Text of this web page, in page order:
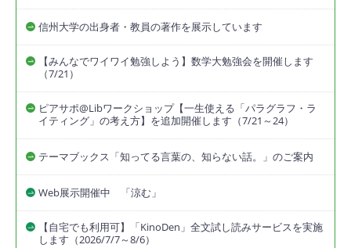
信州大学の出身者・教員の著作を展示しています
【みんなでワイワイ勉強しよう】数学大勉強会を開催します
（7/21）
ピアサポ@Libワークショップ【一生使える「パラグラフ・ラ
イティング」の考え方】を追加開催します（7/21～24）
テーマブックス「知ってる言葉の、知らない話。」のご案内
Web展示開催中 「涼む」
【自宅でも利用可】「KinoDen」全文試し読みサービスを実施
します（2026/7/7～8/6）